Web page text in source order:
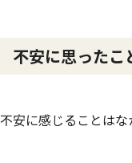
不安に思ったこ
不安に感じることはな